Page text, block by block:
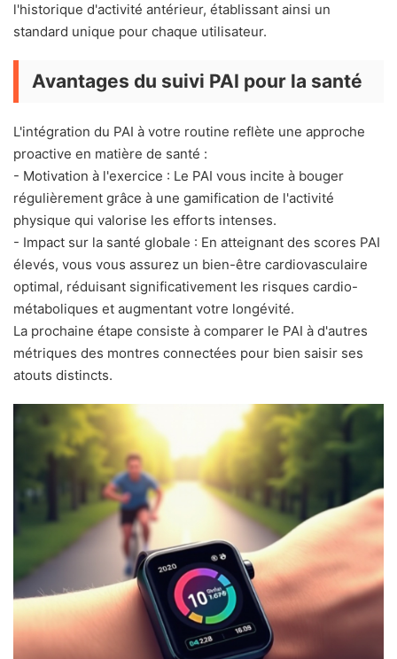
l'historique d'activité antérieur, établissant ainsi un
standard unique pour chaque utilisateur.
Avantages du suivi PAI pour la santé
L'intégration du PAI à votre routine reflète une approche
proactive en matière de santé :
- Motivation à l'exercice : Le PAI vous incite à bouger
régulièrement grâce à une gamification de l'activité
physique qui valorise les efforts intenses.
- Impact sur la santé globale : En atteignant des scores PAI
élevés, vous vous assurez un bien-être cardiovasculaire
optimal, réduisant significativement les risques cardio-
métaboliques et augmentant votre longévité.
La prochaine étape consiste à comparer le PAI à d'autres
métriques des montres connectées pour bien saisir ses
atouts distincts.